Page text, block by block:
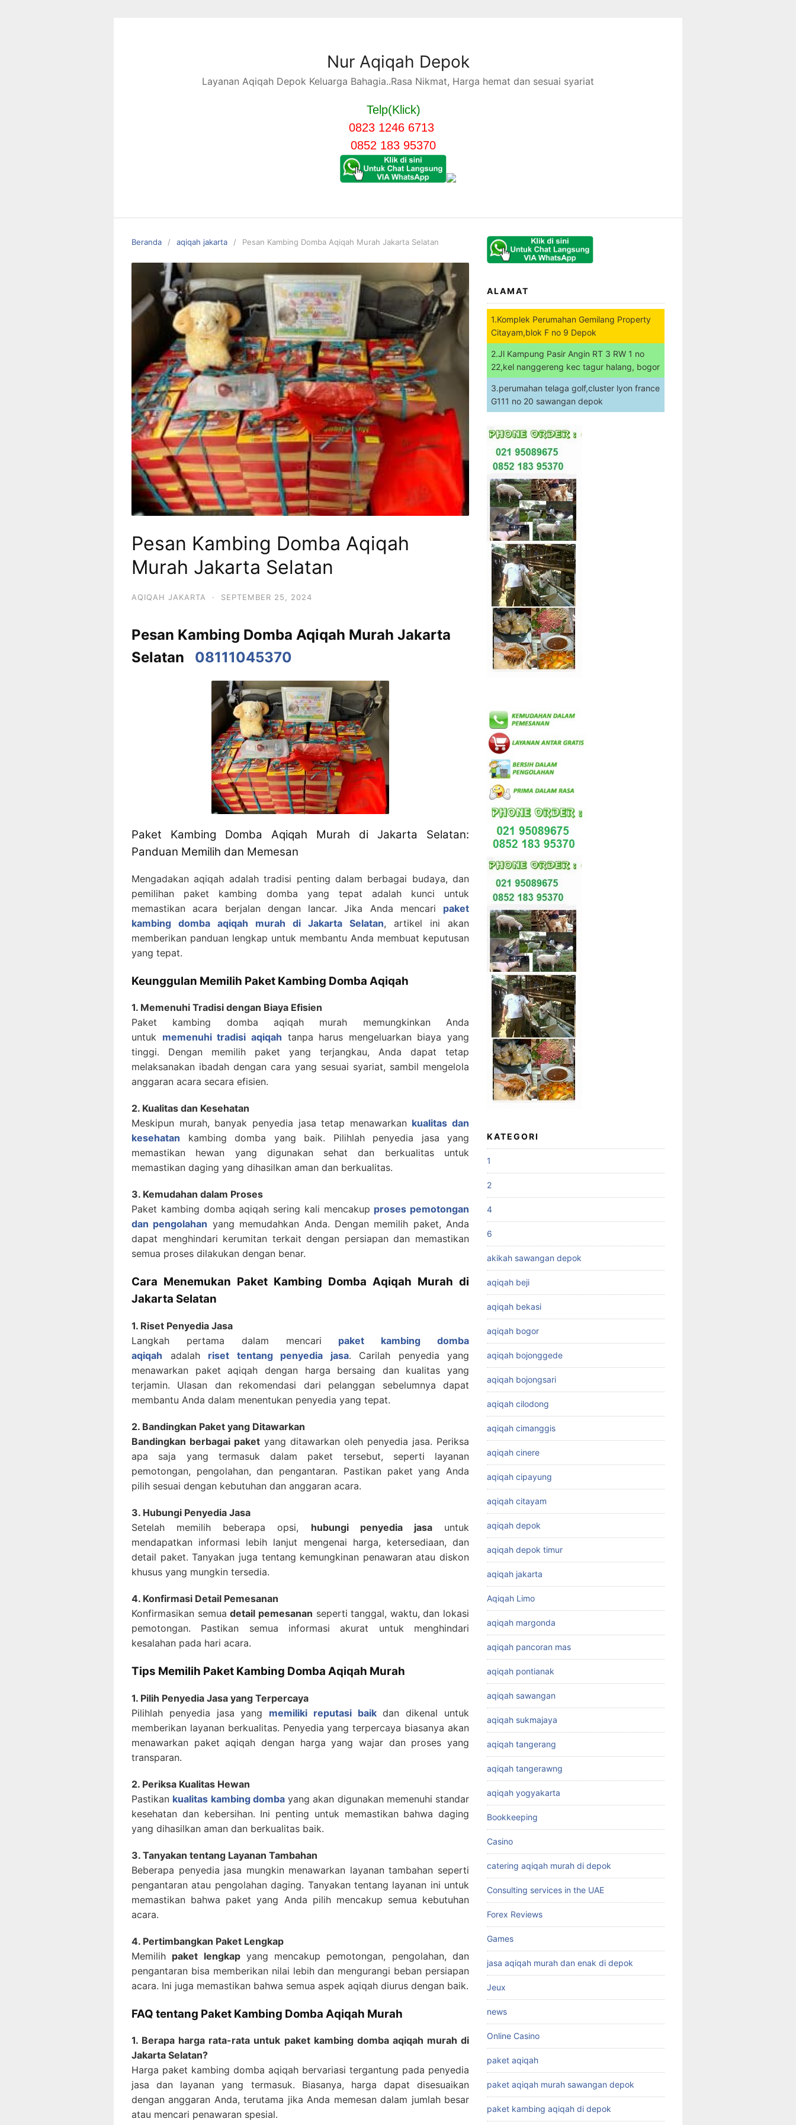
Nur Aqiqah Depok
Layanan Aqiqah Depok Keluarga Bahagia..Rasa Nikmat, Harga hemat dan sesuai syariat
Telp(Klick)
0823 1246 6713
0852 183 95370
Beranda aqiqah jakarta Pesan Kambing Domba Aqiqah Murah Jakarta Selatan
Pesan Kambing Domba Aqiqah
Murah Jakarta Selatan
AQIQAH JAKARTA · SEPTEMBER 25, 2024
Pesan Kambing Domba Aqiqah Murah Jakarta
Selatan 08111045370
Paket Kambing Domba Aqiqah Murah di Jakarta Selatan:
Panduan Memilih dan Memesan
Mengadakan aqiqah adalah tradisi penting dalam berbagai budaya, dan
pemilihan paket kambing domba yang tepat adalah kunci untuk
memastikan acara berjalan dengan lancar. Jika Anda mencari paket
kambing domba aqiqah murah di Jakarta Selatan, artikel ini akan
memberikan panduan lengkap untuk membantu Anda membuat keputusan
yang tepat.
Keunggulan Memilih Paket Kambing Domba Aqiqah
1. Memenuhi Tradisi dengan Biaya Efisien
Paket kambing domba aqiqah murah memungkinkan Anda
untuk memenuhi tradisi aqiqah tanpa harus mengeluarkan biaya yang
tinggi. Dengan memilih paket yang terjangkau, Anda dapat tetap
melaksanakan ibadah dengan cara yang sesuai syariat, sambil mengelola
anggaran acara secara efisien.
2. Kualitas dan Kesehatan
Meskipun murah, banyak penyedia jasa tetap menawarkan kualitas dan
kesehatan kambing domba yang baik. Pilihlah penyedia jasa yang
memastikan hewan yang digunakan sehat dan berkualitas untuk
memastikan daging yang dihasilkan aman dan berkualitas.
3. Kemudahan dalam Proses
Paket kambing domba aqiqah sering kali mencakup proses pemotongan
dan pengolahan yang memudahkan Anda. Dengan memilih paket, Anda
dapat menghindari kerumitan terkait dengan persiapan dan memastikan
semua proses dilakukan dengan benar.
Cara Menemukan Paket Kambing Domba Aqiqah Murah di
Jakarta Selatan
1. Riset Penyedia Jasa
Langkah pertama dalam mencari paket kambing domba
aqiqah adalah riset tentang penyedia jasa. Carilah penyedia yang
menawarkan paket aqiqah dengan harga bersaing dan kualitas yang
terjamin. Ulasan dan rekomendasi dari pelanggan sebelumnya dapat
membantu Anda dalam menentukan penyedia yang tepat.
2. Bandingkan Paket yang Ditawarkan
Bandingkan berbagai paket yang ditawarkan oleh penyedia jasa. Periksa
apa saja yang termasuk dalam paket tersebut, seperti layanan
pemotongan, pengolahan, dan pengantaran. Pastikan paket yang Anda
pilih sesuai dengan kebutuhan dan anggaran acara.
3. Hubungi Penyedia Jasa
Setelah memilih beberapa opsi, hubungi penyedia jasauntuk
mendapatkan informasi lebih lanjut mengenai harga, ketersediaan, dan
detail paket. Tanyakan juga tentang kemungkinan penawaran atau diskon
khusus yang mungkin tersedia.
4. Konfirmasi Detail Pemesanan
Konfirmasikan semuadetail pemesanan seperti tanggal, waktu, dan lokasi
pemotongan. Pastikan semua informasi akurat untuk menghindari
kesalahan pada hari acara.
Tips Memilih Paket Kambing Domba Aqiqah Murah
1. Pilih Penyedia Jasa yang Terpercaya
Pilihlah penyedia jasa yang memiliki reputasi baikdan dikenal untuk
memberikan layanan berkualitas. Penyedia yang terpercaya biasanya akan
menawarkan paket aqiqah dengan harga yang wajar dan proses yang
transparan.
2. Periksa Kualitas Hewan
Pastikan kualitas kambing domba yang akan digunakan memenuhi standar
kesehatan dan kebersihan. Ini penting untuk memastikan bahwa daging
yang dihasilkan aman dan berkualitas baik.
3. Tanyakan tentang Layanan Tambahan
Beberapa penyedia jasa mungkin menawarkan layanan tambahan seperti
pengantaran atau pengolahan daging. Tanyakan tentang layanan ini untuk
memastikan bahwa paket yang Anda pilih mencakup semua kebutuhan
acara.
4. Pertimbangkan Paket Lengkap
Memilih paket lengkapyang mencakup pemotongan, pengolahan, dan
pengantaran bisa memberikan nilai lebih dan mengurangi beban persiapan
acara. Ini juga memastikan bahwa semua aspek aqiqah diurus dengan baik.
FAQ tentang Paket Kambing Domba Aqiqah Murah
1. Berapa harga rata-rata untuk paket kambing domba aqiqah murah di
Jakarta Selatan?
Harga paket kambing domba aqiqah bervariasi tergantung pada penyedia
jasa dan layanan yang termasuk. Biasanya, harga dapat disesuaikan
dengan anggaran Anda, terutama jika Anda memesan dalam jumlah besar
atau mencari penawaran spesial.
ALAMAT
1.Komplek Perumahan Gemilang Property
Citayam,blok F no 9 Depok
2.Jl Kampung Pasir Angin RT 3 RW 1 no
22,kel nanggereng kec tagur halang, bogor
3.perumahan telaga golf,cluster lyon france
G111 no 20 sawangan depok
KATEGORI
1
2
4
6
akikah sawangan depok
aqiqah beji
aqiqah bekasi
aqiqah bogor
aqiqah bojonggede
aqiqah bojongsari
aqiqah cilodong
aqiqah cimanggis
aqiqah cinere
aqiqah cipayung
aqiqah citayam
aqiqah depok
aqiqah depok timur
aqiqah jakarta
Aqiqah Limo
aqiqah margonda
aqiqah pancoran mas
aqiqah pontianak
aqiqah sawangan
aqiqah sukmajaya
aqiqah tangerang
aqiqah tangerawng
aqiqah yogyakarta
Bookkeeping
Casino
catering aqiqah murah di depok
Consulting services in the UAE
Forex Reviews
Games
jasa aqiqah murah dan enak di depok
Jeux
news
Online Casino
paket aqiqah
paket aqiqah murah sawangan depok
paket kambing aqiqah di depok